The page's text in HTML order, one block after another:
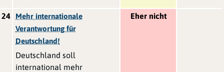
24
Mehr internationale
Verantwortung für
Deutschland!
Deutschland soll
international mehr
Eher nicht